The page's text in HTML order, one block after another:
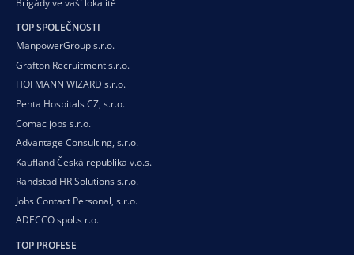
TOP SPOLEČNOSTI
ManpowerGroup s.r.o.
Grafton Recruitment s.r.o.
HOFMANN WIZARD s.r.o.
Penta Hospitals CZ, s.r.o.
Comac jobs s.r.o.
Advantage Consulting, s.r.o.
Kaufland Česká republika v.o.s.
Randstad HR Solutions s.r.o.
Jobs Contact Personal, s.r.o.
ADECCO spol.s r.o.
TOP PROFESE